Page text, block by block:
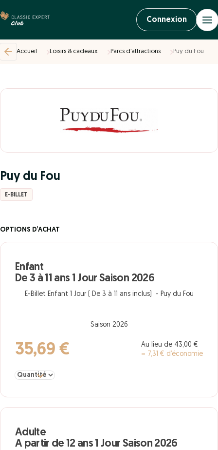
Connexion
Accueil Loisirs & cadeaux Parcs d’attractions Puy du Fou
Puy du Fou
E-BILLET
OPTIONS D’ACHAT
Enfant
De 3 à 11 ans 1 Jour Saison 2026
E-Billet Enfant 1 Jour ( De 3 à 11 ans inclus) - Puy du Fou
Saison 2026
35,69 €
Au lieu de 43,00 €
= 7,31 € d’économie
Sélectionner la quantité pour Enfant De 3 à 11 ans 1 Jour Saison
Adulte
A partir de 12 ans 1 Jour Saison 2026